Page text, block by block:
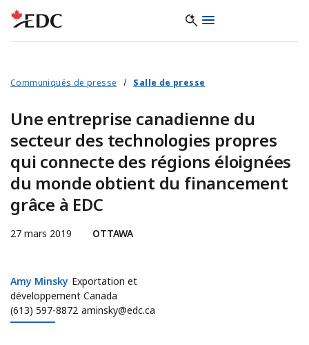
Communiqués de presse Salle de presse
Une entreprise canadienne du
secteur des technologies propres
qui connecte des régions éloignées
du monde obtient du financement
grâce à EDC
27 mars 2019 OTTAWA
Amy Minsky
Amy Minsky Exportation et
développement Canada
(613) 597-8872 aminsky@edc.ca